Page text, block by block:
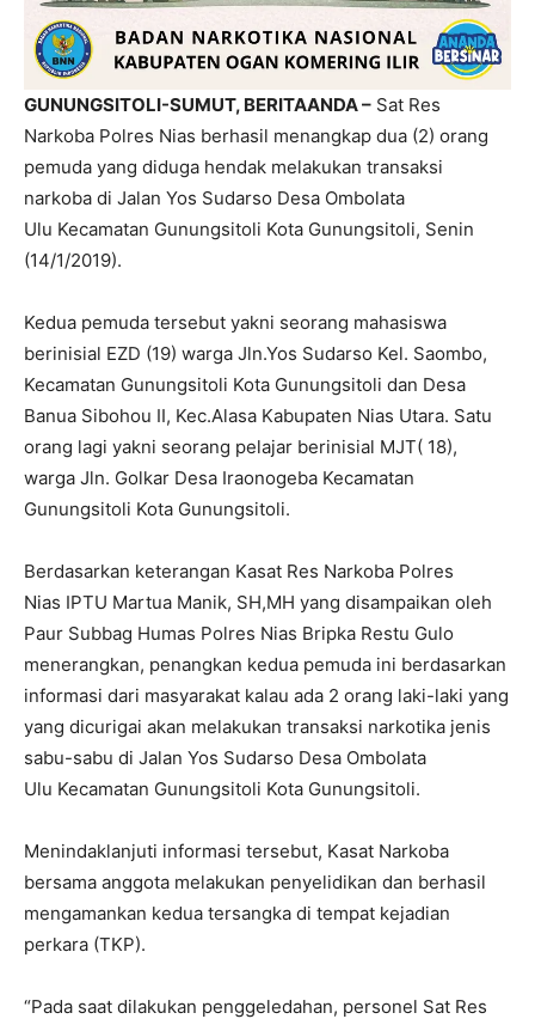
GUNUNGSITOLI-SUMUT, BERITAANDA – Sat Res
Narkoba Polres Nias berhasil menangkap dua (2) orang
pemuda yang diduga hendak melakukan transaksi
narkoba di Jalan Yos Sudarso Desa Ombolata
Ulu Kecamatan Gunungsitoli Kota Gunungsitoli, Senin
(14/1/2019).
Kedua pemuda tersebut yakni seorang mahasiswa
berinisial EZD (19) warga Jln.Yos Sudarso Kel. Saombo,
Kecamatan Gunungsitoli Kota Gunungsitoli dan Desa
Banua Sibohou II, Kec.Alasa Kabupaten Nias Utara. Satu
orang lagi yakni seorang pelajar berinisial MJT( 18),
warga Jln. Golkar Desa Iraonogeba Kecamatan
Gunungsitoli Kota Gunungsitoli.
Berdasarkan keterangan Kasat Res Narkoba Polres
Nias IPTU Martua Manik, SH,MH yang disampaikan oleh
Paur Subbag Humas Polres Nias Bripka Restu Gulo
menerangkan, penangkan kedua pemuda ini berdasarkan
informasi dari masyarakat kalau ada 2 orang laki-laki yang
yang dicurigai akan melakukan transaksi narkotika jenis
sabu-sabu di Jalan Yos Sudarso Desa Ombolata
Ulu Kecamatan Gunungsitoli Kota Gunungsitoli.
Menindaklanjuti informasi tersebut, Kasat Narkoba
bersama anggota melakukan penyelidikan dan berhasil
mengamankan kedua tersangka di tempat kejadian
perkara (TKP).
“Pada saat dilakukan penggeledahan, personel Sat Res